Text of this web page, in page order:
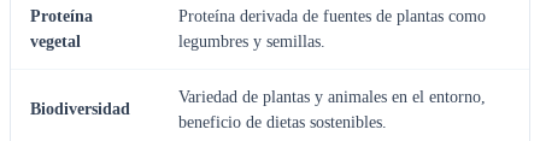
Proteína
vegetal
Proteína derivada de fuentes de plantas como
legumbres y semillas.
Biodiversidad
Variedad de plantas y animales en el entorno,
beneficio de dietas sostenibles.